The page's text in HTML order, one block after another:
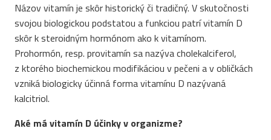
Názov vitamín je skôr historický či tradičný. V skutočnosti
svojou biologickou podstatou a funkciou patrí vitamín D
skôr k steroidným hormónom ako k vitamínom.
Prohormón, resp. provitamín sa nazýva cholekalciferol,
z ktorého biochemickou modifikáciou v pečeni a v obličkách
vzniká biologicky účinná forma vitamínu D nazývaná
kalcitriol.
Aké má vitamín D účinky v organizme?